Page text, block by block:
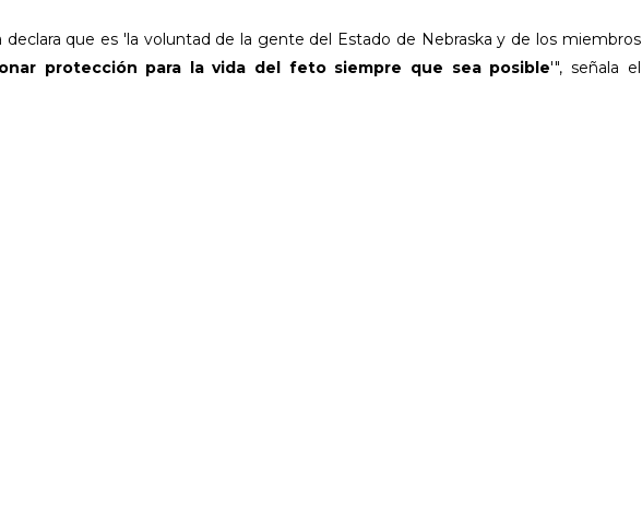
declara que es 'la voluntad de la gente del Estado de Nebraska y de los miembros
protección para la vida del feto siempre que sea posible'", señala el